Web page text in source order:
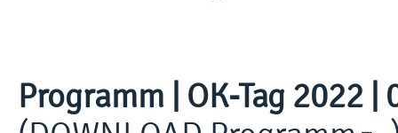
Programm | OK-Tag 2022